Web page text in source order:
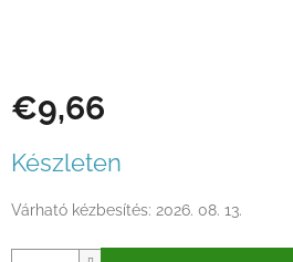
€9,66
Készleten
Várható kézbesítés: 2026. 08. 13.